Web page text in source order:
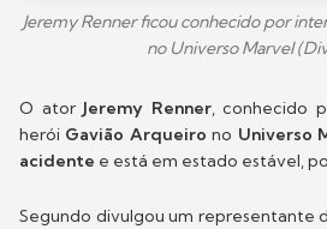
Jeremy Renner ficou conhecido por
no Universo Marvel
O ator Jeremy Renner, conhecido
herói Gavião Arqueirono Universo
acidente e está em estado estável,
Segundo divulgou um representante